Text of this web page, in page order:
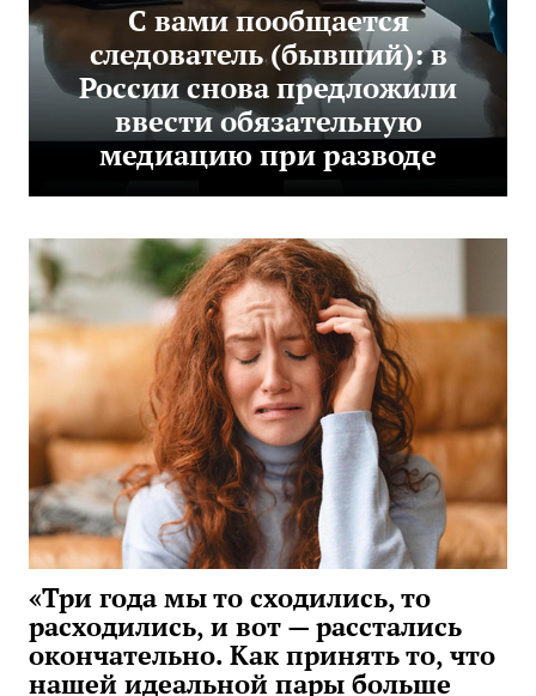
С вами пообщается
следователь (бывший): в
России снова предложили
ввести обязательную
медиацию при разводе
«Три года мы то сходились, то
расходились, и вот — расстались
окончательно. Как принять то, что
нашей идеальной пары больше